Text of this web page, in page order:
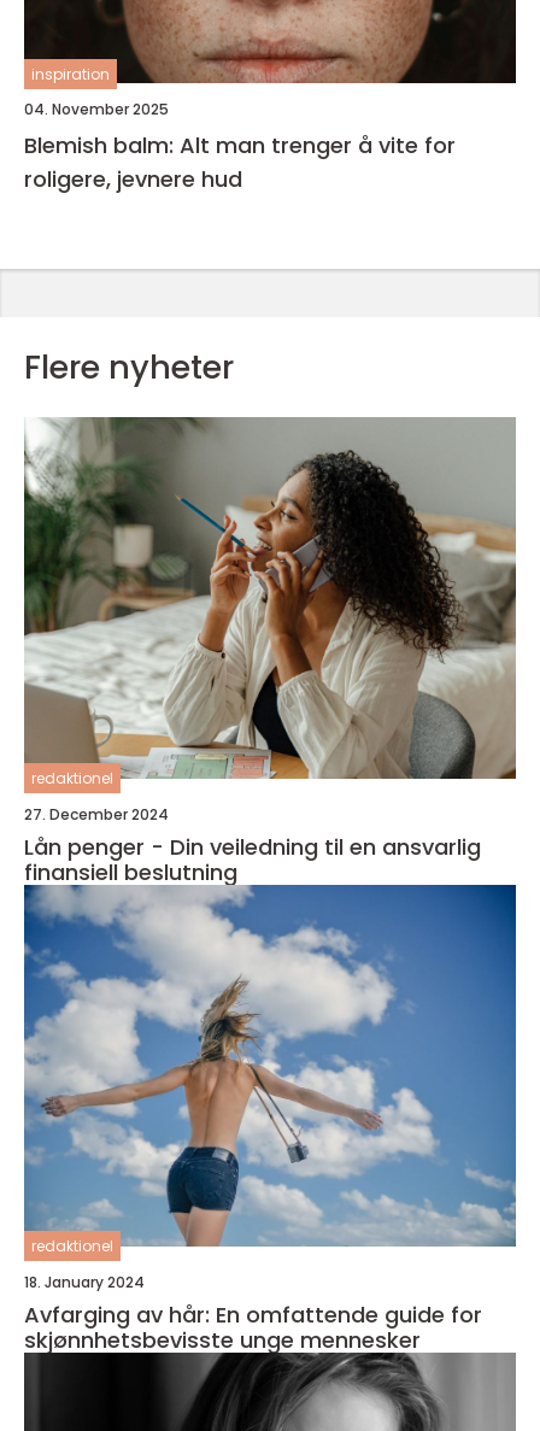
inspiration
04. November 2025
Blemish balm: Alt man trenger å vite for
roligere, jevnere hud
Flere nyheter
redaktionel
27. December 2024
Lån penger - Din veiledning til en ansvarlig
finansiell beslutning
redaktionel
18. January 2024
Avfarging av hår: En omfattende guide for
skjønnhetsbevisste unge mennesker